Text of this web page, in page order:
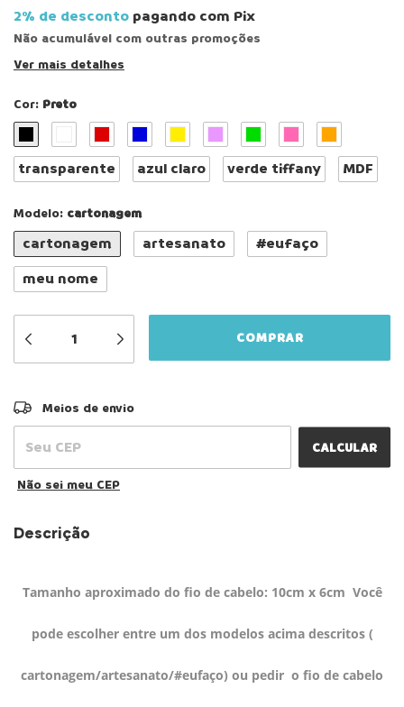
2% de desconto pagando com Pix
Não acumulável com outras promoções
Ver mais detalhes
Cor: Preto
transparente azul claro verde tiffany MDF
Modelo: cartonagem
cartonagem artesanato
#eufaço
meu nome
Entregas para o CEP:
Meios de envio
CALCULAR
Não sei meu CEP
Descrição
Tamanho aproximado do fio de cabelo: 10cm x 6cm Você
pode escolher entre um dos modelos acima descritos (
cartonagem/artesanato/#eufaço) ou pedir o fio de cabelo